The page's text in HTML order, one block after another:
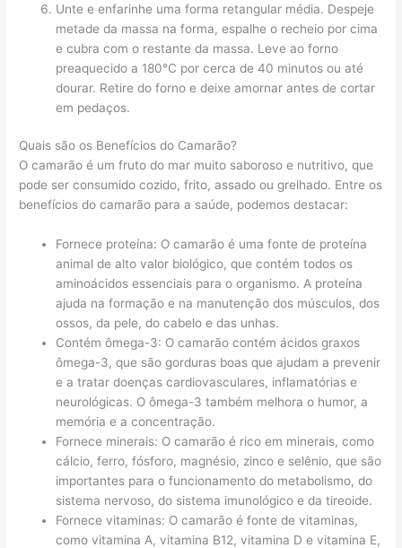
Unte e enfarinhe uma forma retangular média. Despeje
metade da massa na forma, espalhe o recheio por cima
e cubra com o restante da massa. Leve ao forno
preaquecido a 180°C por cerca de 40 minutos ou até
dourar. Retire do forno e deixe amornar antes de cortar
em pedaços.
Quais são os Benefícios do Camarão?
O camarão é um fruto do mar muito saboroso e nutritivo, que
pode ser consumido cozido, frito, assado ou grelhado. Entre os
benefícios do camarão para a saúde, podemos destacar:
Fornece proteína: O camarão é uma fonte de proteína
animal de alto valor biológico, que contém todos os
aminoácidos essenciais para o organismo. A proteína
ajuda na formação e na manutenção dos músculos, dos
ossos, da pele, do cabelo e das unhas.
Contém ômega-3: O camarão contém ácidos graxos
ômega-3, que são gorduras boas que ajudam a prevenir
e a tratar doenças cardiovasculares, inflamatórias e
neurológicas. O ômega-3 também melhora o humor, a
memória e a concentração.
Fornece minerais: O camarão é rico em minerais, como
cálcio, ferro, fósforo, magnésio, zinco e selênio, que são
importantes para o funcionamento do metabolismo, do
sistema nervoso, do sistema imunológico e da tireoide.
Fornece vitaminas: O camarão é fonte de vitaminas,
como vitamina A, vitamina B12, vitamina D e vitamina E,